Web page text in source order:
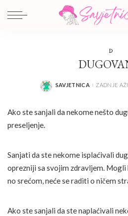
D
POSTED
SAVJETNICA ZADNJE
Ako ste sanjali da nekome nešto
preseljenje.
Sanjati da ste nekome isplaćivali
oprezniji sa svojim zdravljem.
no srećom, neće se raditi o ničem
Ako ste sanjali da ste naplaćivali